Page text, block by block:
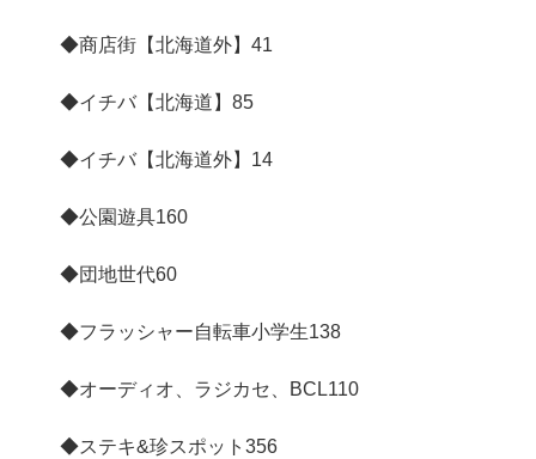
◆商店街【北海道外】 41
◆イチバ【北海道】 85
◆イチバ【北海道外】 14
◆公園遊具160
◆団地世代60
◆フラッシャー自転車小学生138
◆オーディオ、ラジカセ、BCL110
◆ステキ&珍スポット 356